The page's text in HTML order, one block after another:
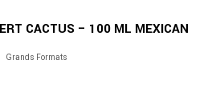
CACTUS – 100 ML MEXICAN
Grands Formats